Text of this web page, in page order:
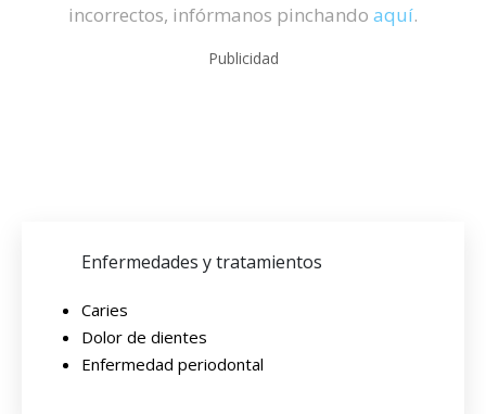
incorrectos, infórmanos pinchando aquí.
Publicidad
Enfermedades y tratamientos
Caries
Dolor de dientes
Enfermedad periodontal